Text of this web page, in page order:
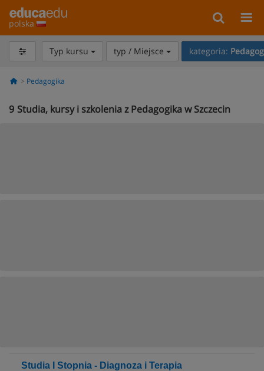
polska
Typ kursu typ / Miejsce kategoria:
Pedagogika
9 Studia, kursy i szkolenia z Pedagogika w Szczecin
Studia I Stopnia - Diagnoza i Terapia